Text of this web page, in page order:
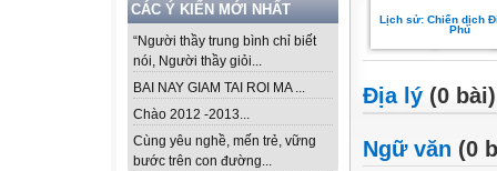
CÁC Ý KIẾN MỚI NHẤT
“Người thầy trung bình chỉ biết
nói, Người thầy giỏi...
BAI NAY GIAM TAI ROI MA ...
Chào 2012 -2013...
Cùng yêu nghề, mến trẻ, vững
bước trên con đường...
Lịch sử: Chiến dịch
Phủ
Địa lý (0 bài)
Ngữ văn (0